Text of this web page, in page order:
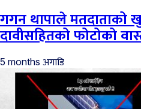
गगन थापाले मतदाताको
दावीसहितको फोटोको
5 months अगाडि